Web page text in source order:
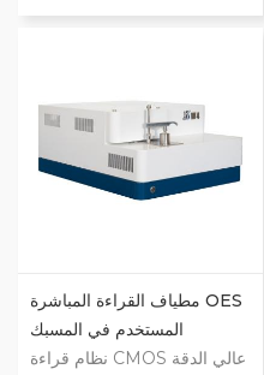
للملكية بصريات الفراغ التي
الطويل التصميم الذكي، التصميم
المعياري التطبيقات الحديدية
وغير الحديدية سهل الاستخدام
مع التحكم الكامل بالكمبيوتر
مطياف القراءة المباشرة OES
المستخدم في المسبك
نظام قراءة CMOS عالي الدقة